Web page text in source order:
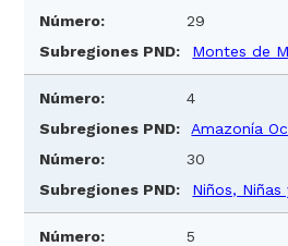
29
Montes de
4
Amazonía
30
Niños,
5